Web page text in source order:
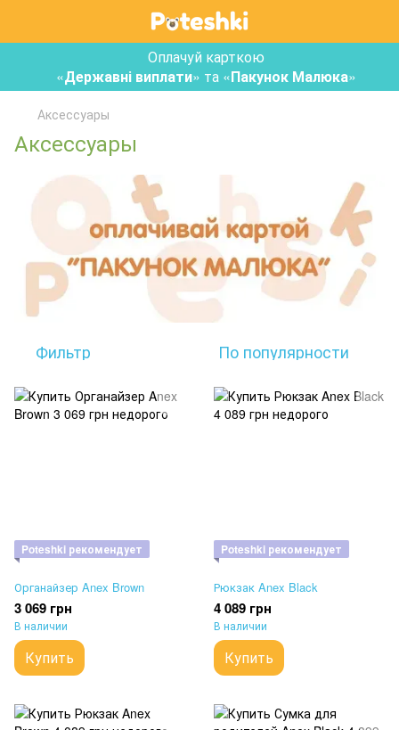
Оплачуй карткою
«Державні виплати» та «Пакунок Малюка»
Аксессуары
Аксессуары
Фильтр По популярности
Poteshki рекомендует
Органайзер Anex Brown
3 069 грн
В наличии
Купить
Poteshki рекомендует
Рюкзак Anex Black
4 089 грн
В наличии
Купить